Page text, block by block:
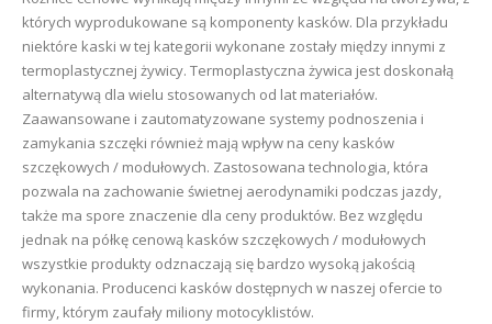
których wyprodukowane są komponenty kasków. Dla przykładu
niektóre kaski w tej kategorii wykonane zostały między innymi z
termoplastycznej żywicy. Termoplastyczna żywica jest doskonałą
alternatywą dla wielu stosowanych od lat materiałów.
Zaawansowane i zautomatyzowane systemy podnoszenia i
zamykania szczęki również mają wpływ na ceny kasków
szczękowych / modułowych. Zastosowana technologia, która
pozwala na zachowanie świetnej aerodynamiki podczas jazdy,
także ma spore znaczenie dla ceny produktów. Bez względu
jednak na półkę cenową kasków szczękowych / modułowych
wszystkie produkty odznaczają się bardzo wysoką jakością
wykonania. Producenci kasków dostępnych w naszej ofercie to
firmy, którym zaufały miliony motocyklistów.